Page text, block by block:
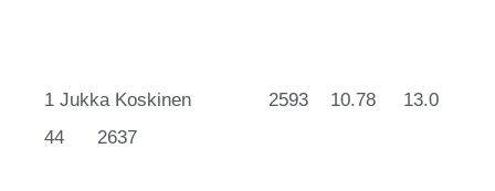
1 Jukka Koskinen 2593 10.78 13.0
44 2637